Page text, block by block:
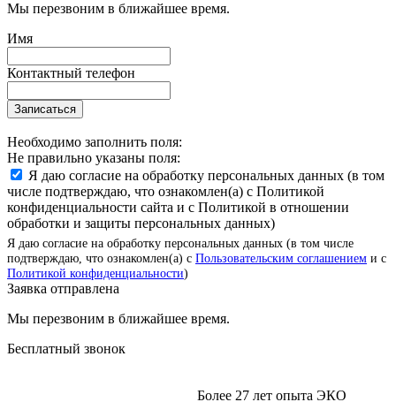
Мы перезвоним в ближайшее время.
Имя
Контактный телефон
Записаться
Необходимо заполнить поля:
Не правильно указаны поля:
Я даю согласие на обработку персональных данных (в том
числе подтверждаю, что ознакомлен(а) с Политикой
конфиденциальности сайта и с Политикой в отношении
обработки и защиты персональных данных)
Я даю согласие на обработку персональных данных (в том числе
подтверждаю, что ознакомлен(а) с Пользовательским соглашением и с
Политикой конфиденциальности)
Заявка отправлена
Мы перезвоним в ближайшее время.
Бесплатный звонок
Более 27 лет опыта ЭКО